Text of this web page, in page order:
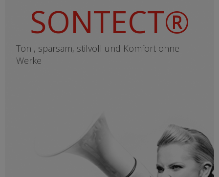
SONTECT®
Ton , sparsam, stilvoll und Komfort ohne
Werke